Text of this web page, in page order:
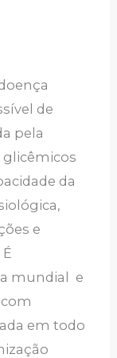
de
pela
glicêmicos
da
e
mundial e
em todo